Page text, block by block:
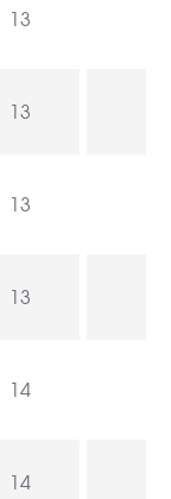
13
13
13
13
14
14